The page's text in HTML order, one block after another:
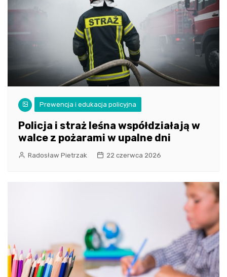
Prewencja i edukacja policyjna
Policja i straż leśna współdziałają w
walce z pożarami w upalne dni
Radosław Pietrzak 22 czerwca 2026